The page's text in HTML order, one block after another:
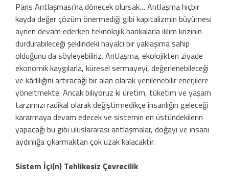
Paris Antlaşması’na dönecek olursak… Antlaşma hiçbir
kayda değer çözüm önermediği gibi kapitalizmin büyümesi
aynen devam ederken teknolojik harikalarla iklim krizinin
durdurabileceği şeklindeki hayalci bir yaklaşıma sahip
olduğunu da söyleyebiliriz. Antlaşma, ekolojikten ziyade
ekonomik kaygılarla, küresel sermayeyi, değerlenebileceği
ve kârlılığını artıracağı bir alan olarak yenilenebilir enerjilere
yöneltmekte. Ancak biliyoruz ki üretim, tüketim ve yaşam
tarzımızı radikal olarak değiştirmedikçe insanlığın geleceği
kararmaya devam edecek ve sistemin en üstündekilerin
yapacağı bu gibi uluslararası antlaşmalar, doğayı ve insanı
aydınlığa çıkarmaktan çok uzak kalacaktır.
Sistem İçi(n) Tehlikesiz Çevrecilik